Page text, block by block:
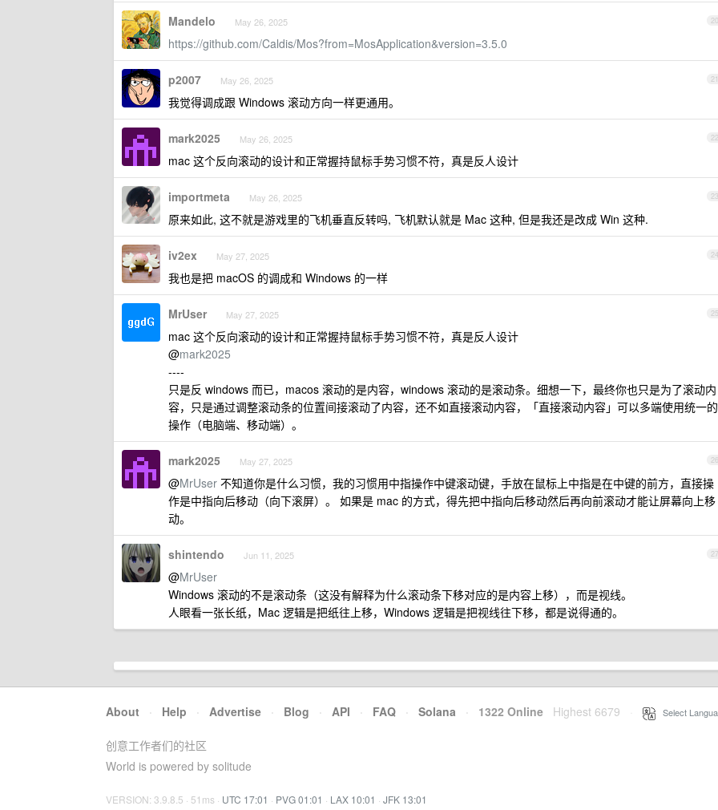
20
Mandelo May 26, 2025
https://github.com/Caldis/Mos?from=MosApplication&version=3.5.0
21
p2007 May 26, 2025
我觉得调成跟 Windows 滚动方向一样更通用。
22
mark2025 May 26, 2025
mac 这个反向滚动的设计和正常握持鼠标手势习惯不符，真是反人设计
23
importmeta May 26, 2025
原来如此, 这不就是游戏里的飞机垂直反转吗, 飞机默认就是 Mac 这种, 但是我还是改成 Win 这种.
24
iv2ex May 27, 2025
我也是把 macOS 的调成和 Windows 的一样
25
MrUser May 27, 2025
mac 这个反向滚动的设计和正常握持鼠标手势习惯不符，真是反人设计
@mark2025
----
只是反 windows 而已，macos 滚动的是内容，windows 滚动的是滚动条。细想一下，最终你也只是为了滚动内
容，只是通过调整滚动条的位置间接滚动了内容，还不如直接滚动内容，「直接滚动内容」可以多端使用统一的
操作（电脑端、移动端）。
26
mark2025 May 27, 2025
@MrUser 不知道你是什么习惯，我的习惯用中指操作中键滚动键，手放在鼠标上中指是在中键的前方，直接操
作是中指向后移动（向下滚屏）。 如果是 mac 的方式，得先把中指向后移动然后再向前滚动才能让屏幕向上移
动。
27
shintendo Jun 11, 2025
@MrUser
Windows 滚动的不是滚动条（这没有解释为什么滚动条下移对应的是内容上移），而是视线。
人眼看一张长纸，Mac 逻辑是把纸往上移，Windows 逻辑是把视线往下移，都是说得通的。
About · Help · Advertise · Blog · API · FAQ · Solana · 1322 Online Highest 6679 Select
创意工作者们的社区
World is powered by solitude
VERSION: 3.9.8.5 · 51ms · UTC 17:01 · PVG 01:01 · LAX 10:01 · JFK 13:01